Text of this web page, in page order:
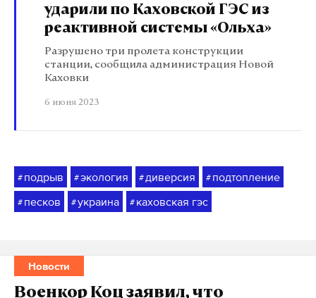
ударили по Каховской ГЭС из
реактивной системы «Ольха»
Разрушено три пролета конструкции
станции, сообщила администрация Новой
Каховки
6 июня 2023
# подрыв #экология # диверсия # подтопление
# песков #украина # каховская гэс
Новости
Военкор Коц заявил, что